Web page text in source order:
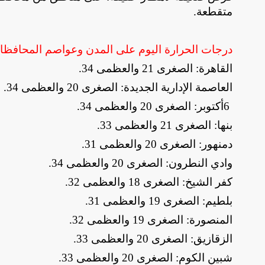
متقطعة.
درجات الحرارة اليوم على المدن وعواصم
​القاهرة: الصغرى 21 والعظمى 34
.
​العاصمة الإدارية الجديدة: الصغرى 20 والعظمى 34
.
​6أكتوبر: الصغرى 20 والعظمى 34
.
​بنها: الصغرى 21 والعظمى 33
.
​دمنهور: الصغرى 20 والعظمى 31
.
​وادي النطرون: الصغرى 20 والعظمى 34
.
​كفر الشيخ: الصغرى 18 والعظمى 32
.
​بلطيم: الصغرى 19 والعظمى 31
.
​المنصورة: الصغرى 19 والعظمى 32
.
​الزقازيق: الصغرى 20 والعظمى 33
.
​شبين الكوم: الصغرى 20 والعظمى 33
.